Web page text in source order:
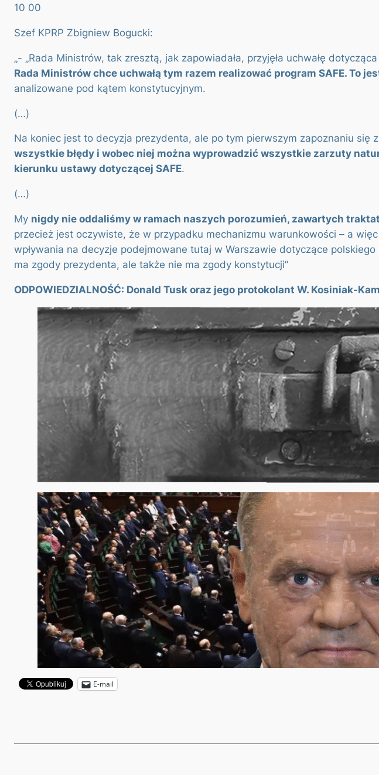
10 00
Szef KPRP Zbigniew Bogucki:
„- „Rada Ministrów, tak zresztą, jak zapowiadała, przyjęła uchwałę
Rada Ministrów chce uchwałą tym razem realizować program SAFE. To
analizowane pod kątem konstytucyjnym.
(…)
Na koniec jest to decyzja prezydenta, ale po tym pierwszym zapoznaniu się
wszystkie błędy i wobec niej można wyprowadzić wszystkie zarzuty
kierunku ustawy dotyczącej SAFE.
(…)
My nigdy nie oddaliśmy w ramach naszych porozumień, zawartych
przecież jest oczywiste, że w przypadku mechanizmu warunkowości – a
wpływania na decyzje podejmowane tutaj w Warszawie dotyczące
ma zgody prezydenta, ale także nie ma zgody konstytucji”
ODPOWIEDZIALNOŚĆ: Donald Tusk oraz jego protokolant W. Kosiniak-
E-mail